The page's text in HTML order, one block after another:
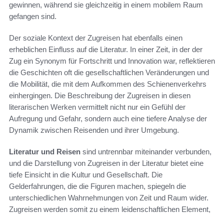
gewinnen, während sie gleichzeitig in einem mobilem Raum
gefangen sind.
Der soziale Kontext der Zugreisen hat ebenfalls einen
erheblichen Einfluss auf die Literatur. In einer Zeit, in der der
Zug ein Synonym für Fortschritt und Innovation war, reflektieren
die Geschichten oft die gesellschaftlichen Veränderungen und
die Mobilität, die mit dem Aufkommen des Schienenverkehrs
einhergingen. Die Beschreibung der Zugreisen in diesen
literarischen Werken vermittelt nicht nur ein Gefühl der
Aufregung und Gefahr, sondern auch eine tiefere Analyse der
Dynamik zwischen Reisenden und ihrer Umgebung.
Literatur und Reisen sind untrennbar miteinander verbunden,
und die Darstellung von Zugreisen in der Literatur bietet eine
tiefe Einsicht in die Kultur und Gesellschaft. Die
Gelderfahrungen, die die Figuren machen, spiegeln die
unterschiedlichen Wahrnehmungen von Zeit und Raum wider.
Zugreisen werden somit zu einem leidenschaftlichen Element,